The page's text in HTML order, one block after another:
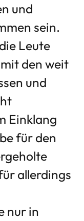
und
sein.
Leute
den weit
und
Einklang
für den
allerdings
nur in